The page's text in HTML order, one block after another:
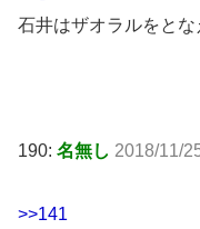
石井はザオラルをとな
190: 名無し 2018/11/
>>141